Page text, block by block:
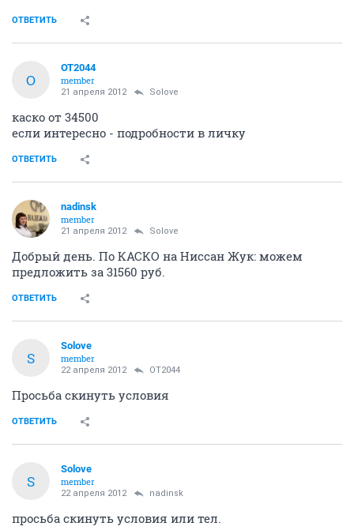
ОТВЕТИТЬ
O
OT2044
member
21 апреля 2012 Solove
каско от 34500
если интересно - подробности в личку
ОТВЕТИТЬ
nadinsk
member
21 апреля 2012 Solove
Добрый день. По КАСКО на Ниссан Жук: можем
предложить за 31560 руб.
ОТВЕТИТЬ
S
Solove
member
22 апреля 2012 OT2044
Просьба скинуть условия
ОТВЕТИТЬ
S
Solove
member
22 апреля 2012 nadinsk
просьба скинуть условия или тел.